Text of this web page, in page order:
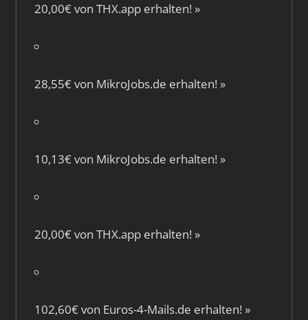
20,00€ von THX.apperhalten! »
28,55€ von MikroJobs.de erhalten! »
10,13€ von MikroJobs.de erhalten! »
20,00€ von THX.apperhalten! »
102,60€ von Euros-4-Mails.de erhalten! »